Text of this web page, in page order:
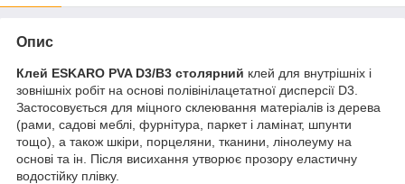
Опис
Клей ESKARO PVA D3/B3 столярний клей для внутрішніх і
зовнішніх робіт на основі полівінілацетатної дисперсії D3.
Застосовується для міцного склеювання матеріалів із дерева
(рами, садові меблі, фурнітура, паркет і ламінат, шпунти
тощо), а також шкіри, порцеляни, тканини, лінолеуму на
основі та ін. Після висихання утворює прозору еластичну
водостійку плівку.